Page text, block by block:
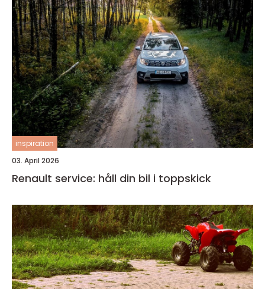
inspiration
03. April 2026
Renault service: håll din bil i toppskick